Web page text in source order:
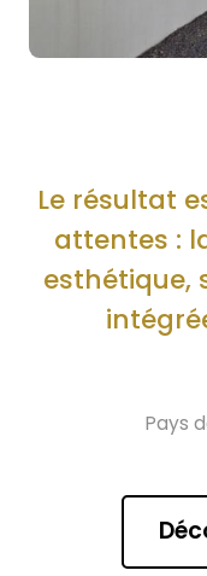
Le résultat
attentes :
esthétique,
Pays